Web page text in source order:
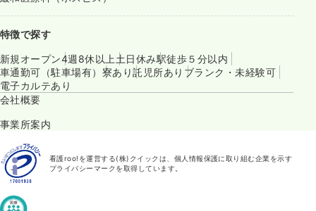
特徴で探す
新規オープン4週8休以上 土日休み駅徒歩５分以内
車通勤可（駐車場有） 寮あり託児所あり ブランク・未経験可
電子カルテあり
会社概要
事業所案内
看護roo!を運営する(株)クイックは、個人情報保護に取り組む企業を示す
プライバシーマークを取得しています。